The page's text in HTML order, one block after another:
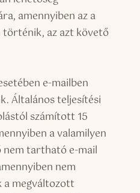
amennyiben az a
az azt követő
e-mailben
Általános teljesítési
számított 15
a valamilyen
nem tartható e-mail
nem
a megváltozott